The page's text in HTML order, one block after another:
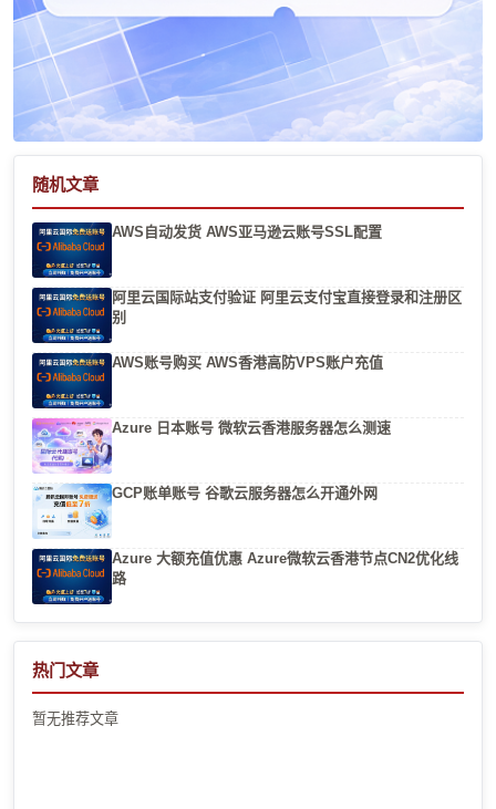
随机文章
AWS自动发货 AWS亚马逊云账号SSL配置
阿里云国际站支付验证 阿里云支付宝直接登录和注册区
别
AWS账号购买 AWS香港高防VPS账户充值
Azure 日本账号 微软云香港服务器怎么测速
GCP账单账号 谷歌云服务器怎么开通外网
Azure 大额充值优惠 Azure微软云香港节点CN2优化线
路
热门文章
暂无推荐文章